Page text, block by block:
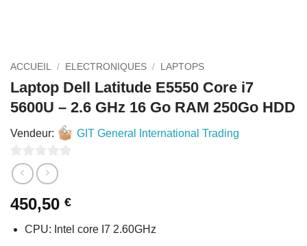
ACCUEIL / ELECTRONIQUES / LAPTOPS
Laptop Dell Latitude E5550 Core i7
5600U – 2.6 GHz 16 Go RAM 250Go HDD
Vendeur: GIT General International Trading
0
sur
5
450,50 €
CPU: Intel core I7 2.60GHz